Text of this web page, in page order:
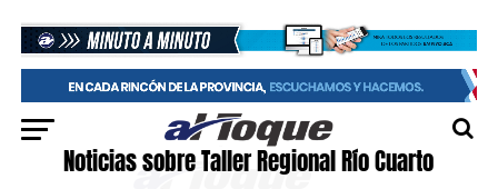
Noticias sobre Taller Regional Río Cuarto